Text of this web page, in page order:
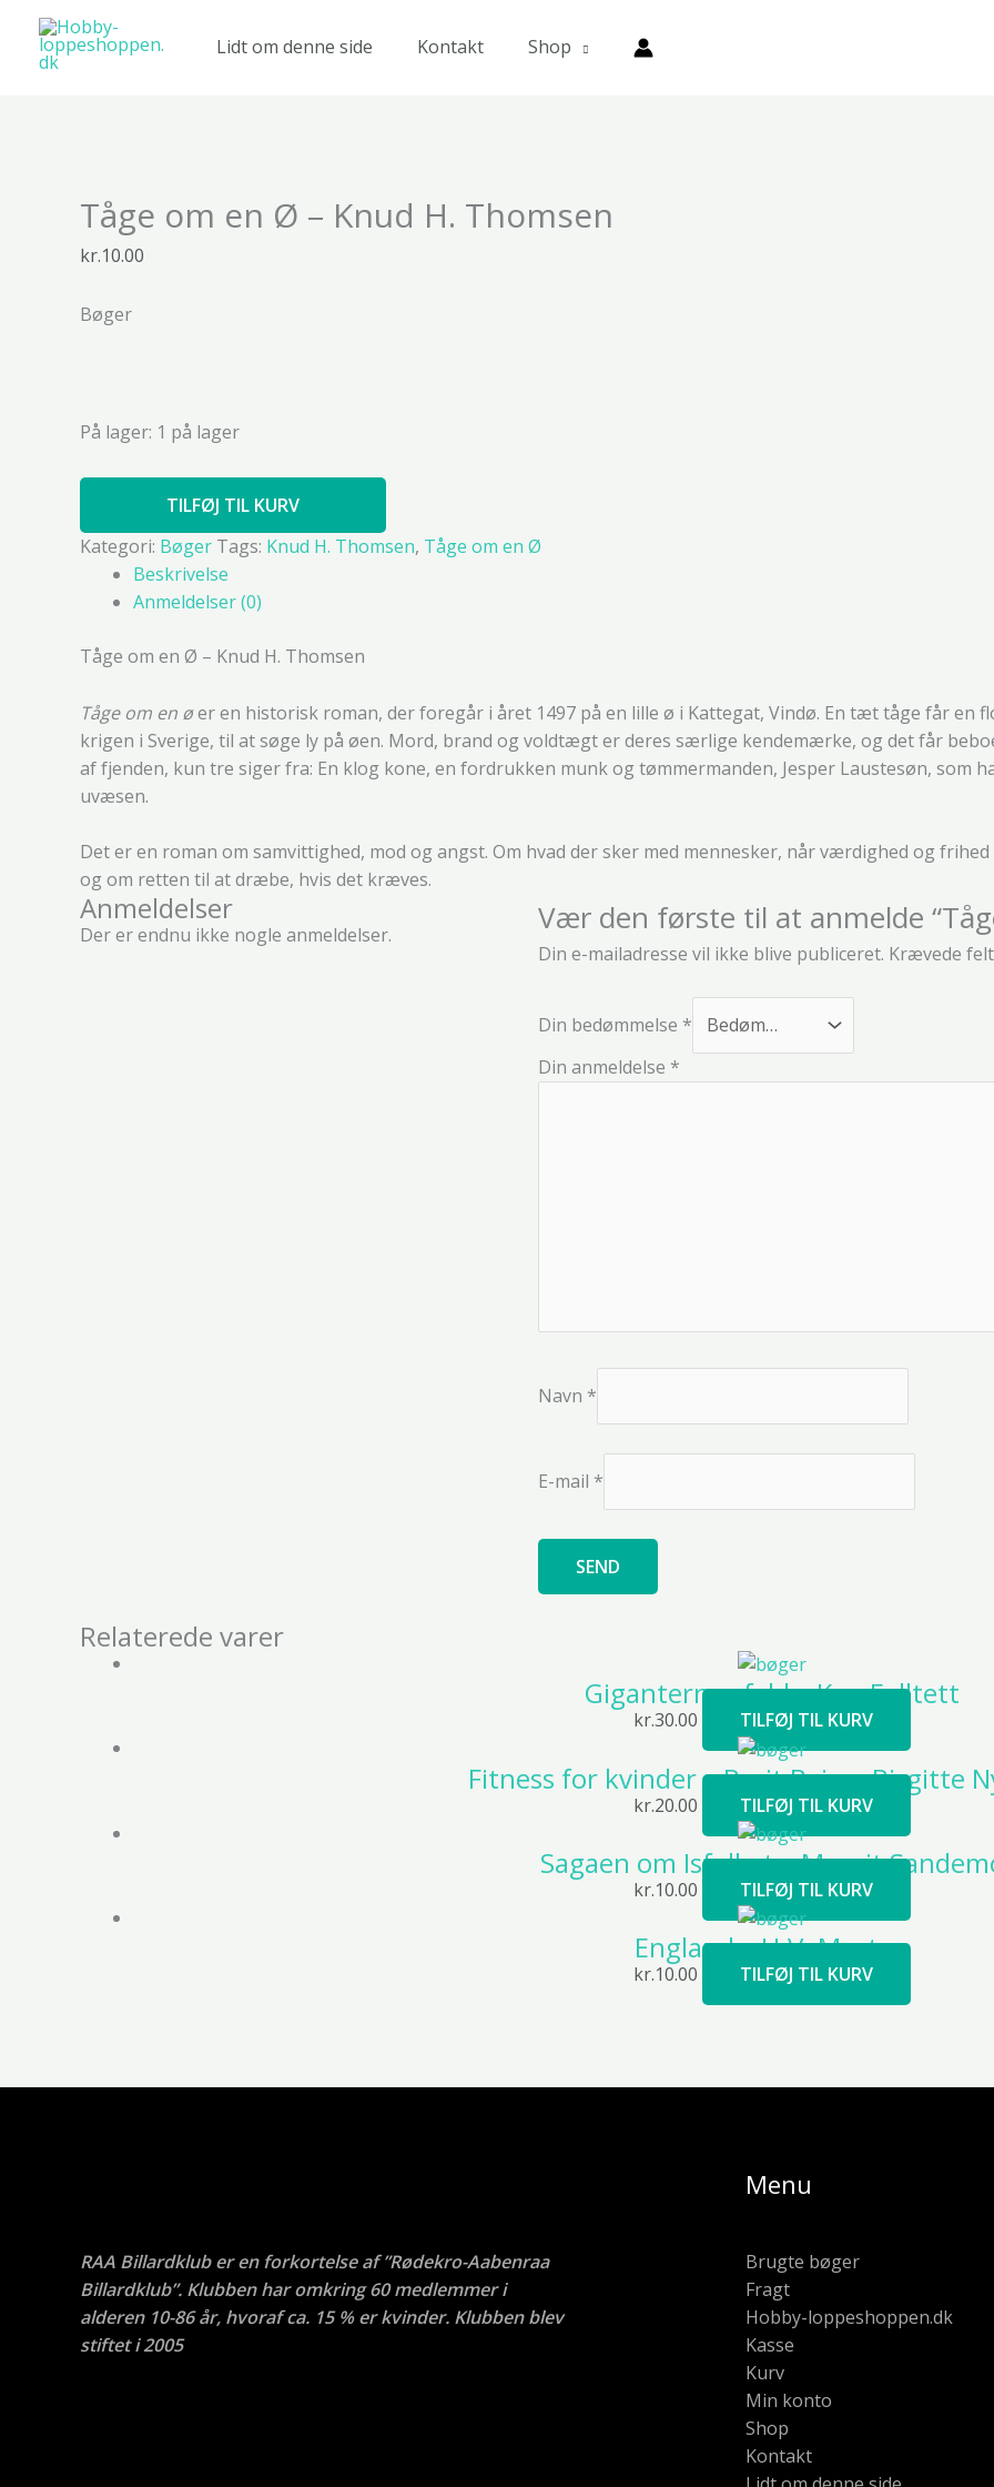
indholdet
Lidt om denne side Kontakt Shop
Tåge om en Ø – Knud H. Thomsen
kr.10.00
Bøger
På lager: 1 på lager
om
en
Ø
Knud
TILFØJ TIL KURV
Kategori: Bøger Tags: Knud H. Thomsen, Tåge om en Ø
Beskrivelse
Anmeldelser (0)
Tåge om en Ø – Knud H. Thomsen
Tåge om en øer en historisk roman, der foregår i året 1497 på en lille ø i Kattegat, Vindø. En tæt tåge får en
krigen i Sverige, til at søge ly på øen. Mord, brand og voldtægt er deres særlige kendemærke, og det får
af fjenden, kun tre siger fra: En klog kone, en fordrukken munk og tømmermanden, Jesper Laustesøn, som
uvæsen.
Det er en roman om samvittighed, mod og angst. Om hvad der sker med mennesker, når værdighed og
og om retten til at dræbe, hvis det kræves.
Anmeldelser
Der er endnu ikke nogle anmeldelser. Vær den første til at anmelde
Din e-mailadresse vil ikke blive publiceret. Krævede
Din bedømmelse *
Din anmeldelse *
Navn *
E-mail *
Relaterede varer
Giganternes fald – Ken Folltett
kr.30.00 TILFØJ TIL KURV
Fitness for kvinder – Berit Bai og Birgitte
kr.20.00 TILFØJ TIL KURV
Sagaen om Isfolket – Margit
kr.10.00 TILFØJ TIL KURV
England – H.V. Morton
kr.10.00 TILFØJ TIL KURV
RAA Billardklub er en forkortelse af ”Rødekro-Aabenraa
Billardklub”. Klubben har omkring 60 medlemmer i
alderen 10-86 år, hvoraf ca. 15 % er kvinder. Klubben blev
stiftet i 2005
Menu
Brugte bøger
Fragt
Hobby-loppeshoppen.dk
Kasse
Kurv
Min konto
Shop
Kontakt